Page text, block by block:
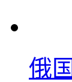
俄